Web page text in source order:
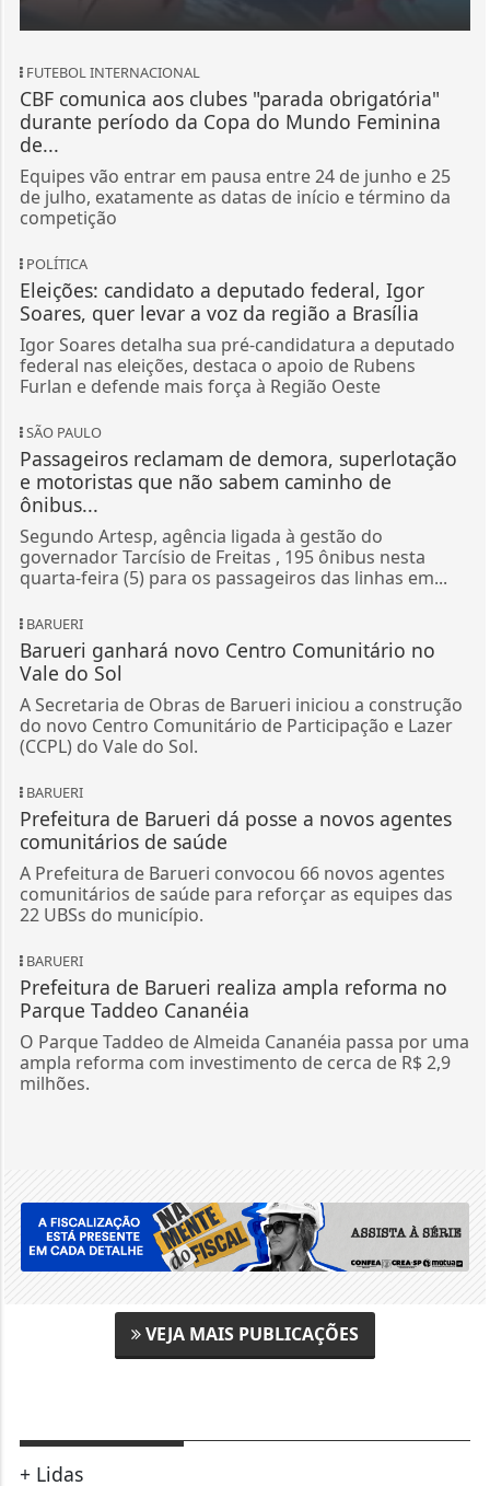
FUTEBOL INTERNACIONAL
CBF comunica aos clubes "parada obrigatória"
durante período da Copa do Mundo Feminina
de...
Equipes vão entrar em pausa entre 24 de junho e 25
de julho, exatamente as datas de início e término da
competição
POLÍTICA
Eleições: candidato a deputado federal, Igor
Soares, quer levar a voz da região a Brasília
Igor Soares detalha sua pré-candidatura a deputado
federal nas eleições, destaca o apoio de Rubens
Furlan e defende mais força à Região Oeste
SÃO PAULO
Passageiros reclamam de demora, superlotação
e motoristas que não sabem caminho de
ônibus...
Segundo Artesp, agência ligada à gestão do
governador Tarcísio de Freitas , 195 ônibus nesta
quarta-feira (5) para os passageiros das linhas em...
BARUERI
Barueri ganhará novo Centro Comunitário no
Vale do Sol
A Secretaria de Obras de Barueri iniciou a construção
do novo Centro Comunitário de Participação e Lazer
(CCPL) do Vale do Sol.
BARUERI
Prefeitura de Barueri dá posse a novos agentes
comunitários de saúde
A Prefeitura de Barueri convocou 66 novos agentes
comunitários de saúde para reforçar as equipes das
22 UBSs do município.
BARUERI
Prefeitura de Barueri realiza ampla reforma no
Parque Taddeo Cananéia
O Parque Taddeo de Almeida Cananéia passa por uma
ampla reforma com investimento de cerca de R$ 2,9
milhões.
VEJA MAIS PUBLICAÇÕES
+ Lidas